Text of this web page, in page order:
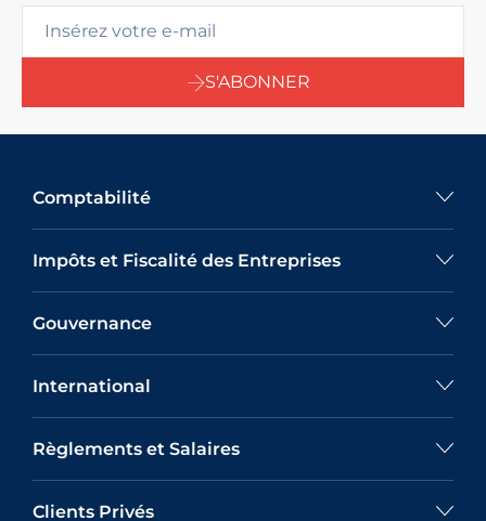
S'ABONNER
Comptabilité
Impôts et Fiscalité des Entreprises
Gouvernance
International
Règlements et Salaires
Clients Privés